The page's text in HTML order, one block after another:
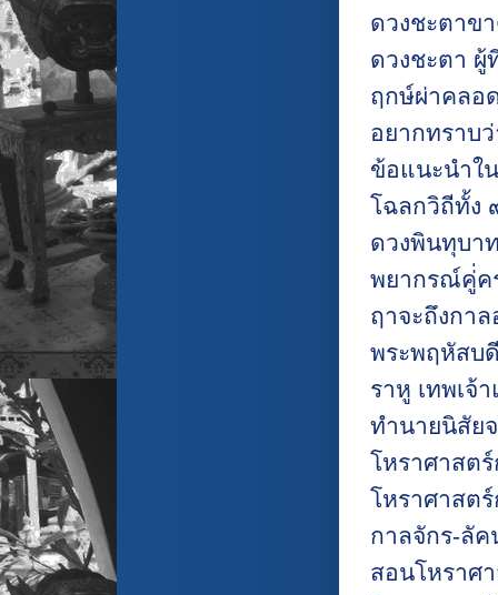
ดวงชะตาข
ดวงชะตา ผู้
ฤกษ์ผ่าคลอ
อยากทราบ
ข้อแนะนำใ
โฉลกวิถีทั้ง
ดวงพินทุบา
พยากรณ์คู่่ค
ฤาจะถึงกา
พระพฤหัสบ
ราหู เทพเจ้
ทำนายนิสัย
โหราศาสต
โหราศาสต
กาลจักร-ลัค
สอนโหราศ